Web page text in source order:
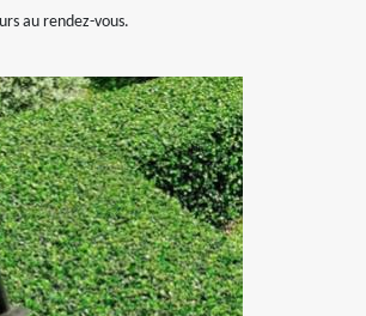
au rendez-vous.